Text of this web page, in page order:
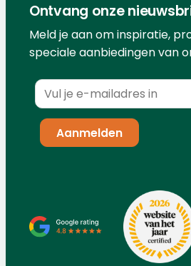
Ontvang onze
Meld je aan om inspiratie,
speciale aanbiedingen van